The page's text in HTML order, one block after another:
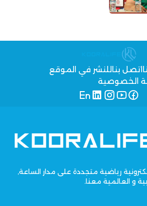
اتصل بنا للنشر في الموقع
الخصوصية
رياضية متجددة على مدار الساعة,
و العالمية معنا.